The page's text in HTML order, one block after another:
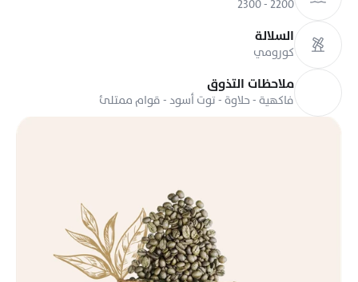
2200 - 2300
السلالة
كورومي
ملاحظات التذوق
فاكهية - حلاوة - توت أسود - قوام ممتلئ